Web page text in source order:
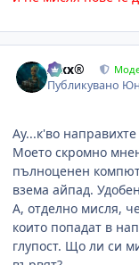
Alxx®
Публикувано
Ау...к'во
Моето скромно
пълноценен
взема айпад.
А, отделно мисля,
които попадат в
глупост. Що ли си